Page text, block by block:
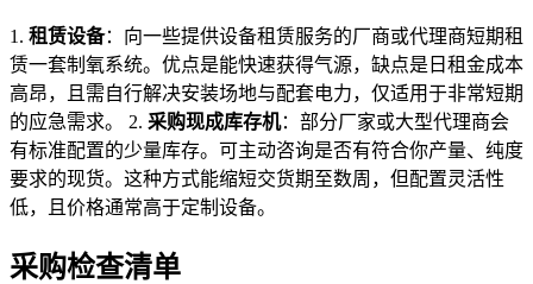
1. 租赁设备：向一些提供设备租赁服务的厂商或代理商短期租
赁一套制氧系统。优点是能快速获得气源，缺点是日租金成本
高昂，且需自行解决安装场地与配套电力，仅适用于非常短期
的应急需求。 2. 采购现成库存机：部分厂家或大型代理商会
有标准配置的少量库存。可主动咨询是否有符合你产量、纯度
要求的现货。这种方式能缩短交货期至数周，但配置灵活性
低，且价格通常高于定制设备。
采购检查清单